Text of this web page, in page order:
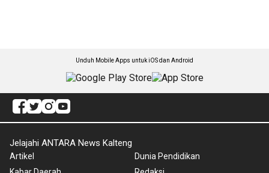
Unduh Mobile Apps untuk iOS dan Android
Jelajahi ANTARA News Kalteng
Artikel
Dunia Pendidikan